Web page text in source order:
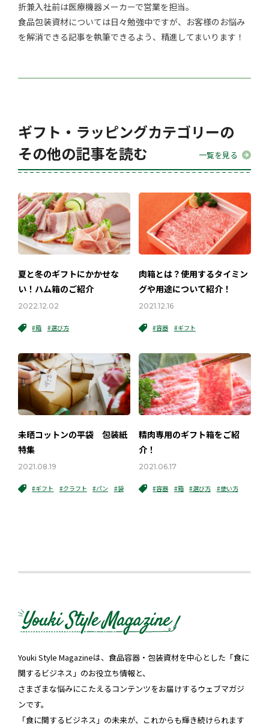
折兼入社前は医療機器メーカーで営業を担当。
食品包装資材については日々勉強中ですが、お客様のお悩み
を解消できる記事を執筆できるよう、精進してまいります！
ギフト・ラッピングカテゴリーの
その他の記事を読む
一覧を見る
夏と冬のギフトにかかせな
い！ハム箱のご紹介
2022.12.02
#箱 #選び方
肉箱とは？使用するタイミン
グや用途について紹介！
2021.12.16
#容器 #ギフト
未晒コットンの平袋 包装紙
特集
2021.08.19
#ギフト #クラフト #パン #袋
精肉専用のギフト箱をご紹
介！
2021.06.17
#容器 #箱 #選び方 #使い方
Youki Style Magazineは、食品容器・包装資材を中心とした「食に
関するビジネス」のお役立ち情報と、
さまざまな悩みにこたえるコンテンツをお届けするウェブマガジ
ンです。
「食に関するビジネス」の未来が、これからも輝き続けられます